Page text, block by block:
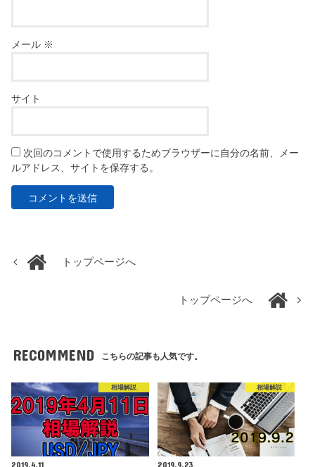
メール ※
サイト
次回のコメントで使用するためブラウザーに自分の名前、メー
ルアドレス、サイトを保存する。
トップページへ
トップページへ
RECOMMEND こちらの記事も人気です。
相場解説
2019.4.11
相場解説
2019.9.23